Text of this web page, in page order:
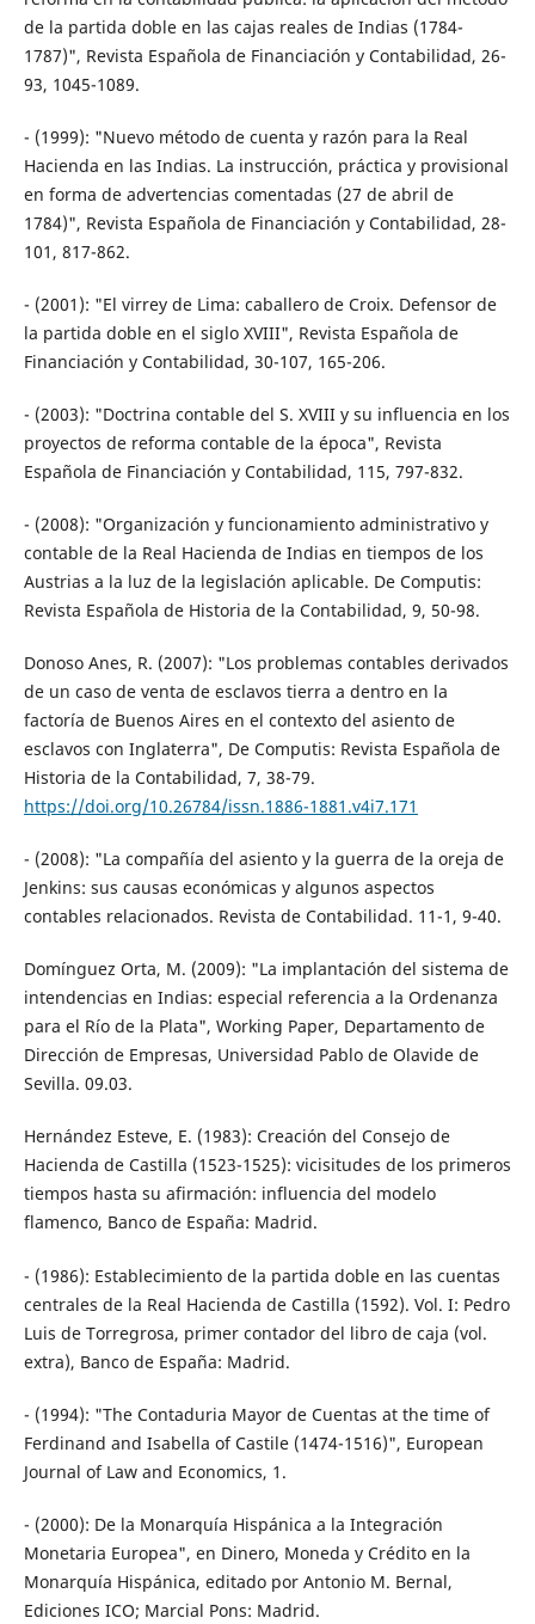
de la partida doble en las cajas reales de Indias (1784-
1787)", Revista Española de Financiación y Contabilidad, 26-
93, 1045-1089.
- (1999): "Nuevo método de cuenta y razón para la Real
Hacienda en las Indias. La instrucción, práctica y provisional
en forma de advertencias comentadas (27 de abril de
1784)", Revista Española de Financiación y Contabilidad, 28-
101, 817-862.
- (2001): "El virrey de Lima: caballero de Croix. Defensor de
la partida doble en el siglo XVIII", Revista Española de
Financiación y Contabilidad, 30-107, 165-206.
- (2003): "Doctrina contable del S. XVIII y su influencia en los
proyectos de reforma contable de la época", Revista
Española de Financiación y Contabilidad, 115, 797-832.
- (2008): "Organización y funcionamiento administrativo y
contable de la Real Hacienda de Indias en tiempos de los
Austrias a la luz de la legislación aplicable. De Computis:
Revista Española de Historia de la Contabilidad, 9, 50-98.
Donoso Anes, R. (2007): "Los problemas contables derivados
de un caso de venta de esclavos tierra a dentro en la
factoría de Buenos Aires en el contexto del asiento de
esclavos con Inglaterra", De Computis: Revista Española de
Historia de la Contabilidad, 7, 38-79.
https://doi.org/10.26784/issn.1886-1881.v4i7.171
- (2008): "La compañía del asiento y la guerra de la oreja de
Jenkins: sus causas económicas y algunos aspectos
contables relacionados. Revista de Contabilidad. 11-1, 9-40.
Domínguez Orta, M. (2009): "La implantación del sistema de
intendencias en Indias: especial referencia a la Ordenanza
para el Río de la Plata", Working Paper, Departamento de
Dirección de Empresas, Universidad Pablo de Olavide de
Sevilla. 09.03.
Hernández Esteve, E. (1983): Creación del Consejo de
Hacienda de Castilla (1523-1525): vicisitudes de los primeros
tiempos hasta su afirmación: influencia del modelo
flamenco, Banco de España: Madrid.
- (1986): Establecimiento de la partida doble en las cuentas
centrales de la Real Hacienda de Castilla (1592). Vol. I: Pedro
Luis de Torregrosa, primer contador del libro de caja (vol.
extra), Banco de España: Madrid.
- (1994): "The Contaduria Mayor de Cuentas at the time of
Ferdinand and Isabella of Castile (1474-1516)", European
Journal of Law and Economics, 1.
- (2000): De la Monarquía Hispánica a la Integración
Monetaria Europea", en Dinero, Moneda y Crédito en la
Monarquía Hispánica, editado por Antonio M. Bernal,
Ediciones ICO; Marcial Pons: Madrid.